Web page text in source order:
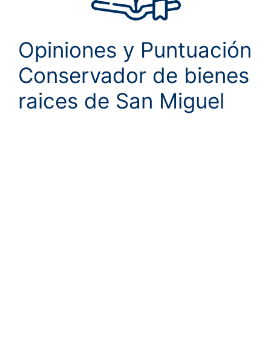
Opiniones y Puntuación
Conservador de bienes
raices de San Miguel